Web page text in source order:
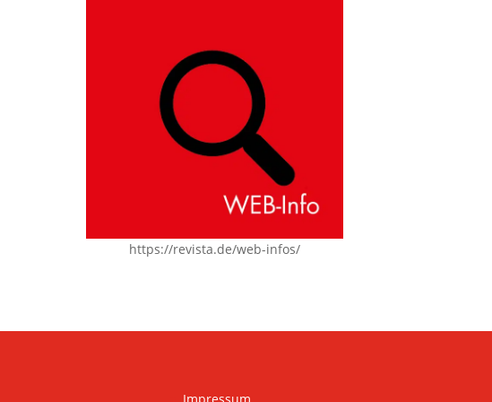
https://revista.de/web-infos/